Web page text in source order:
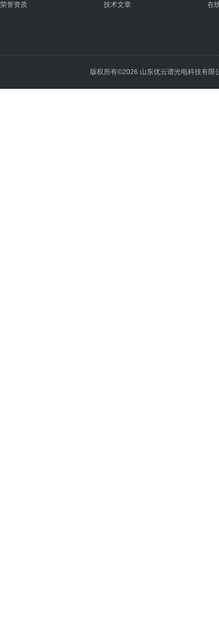
荣誉资质
技术文章
在
版权所有©2026 山东优云谱光电科技有